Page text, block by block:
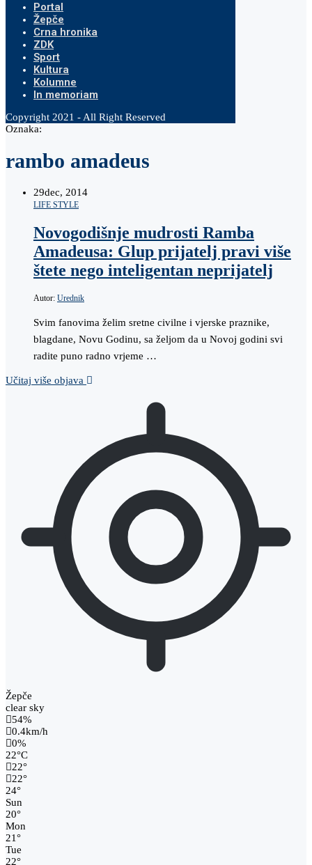
Portal
Žepče
Crna hronika
ZDK
Sport
Kultura
Kolumne
In memoriam
Copyright 2021 - All Right Reserved
Oznaka:
rambo amadeus
29dec, 2014
LIFE STYLE
Novogodišnje mudrosti Ramba
Amadeusa: Glup prijatelj pravi više
štete nego inteligentan neprijatelj
Autor: Urednik
Svim fanovima želim sretne civilne i vjerske praznike,
blagdane, Novu Godinu, sa željom da u Novoj godini svi
radite puno radno vrjeme …
Učitaj više objava
Žepče
clear sky
54%
0.4km/h
0%
22°C
22°
22°
24°
Sun
20°
Mon
21°
Tue
22°